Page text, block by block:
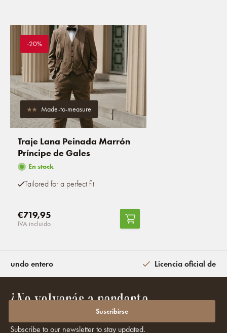
-20%
Made-to-measure
Traje Lana Peinada Marrón
Príncipe de Gales
En stock
Tailored for a perfect fit
€719,95
IVA incluido
mundo entero Licencia oficial de
¿No volverás a perderte
promociones ni descuentos?
Subscribe to our newsletter to stay updated.
Suscribirse